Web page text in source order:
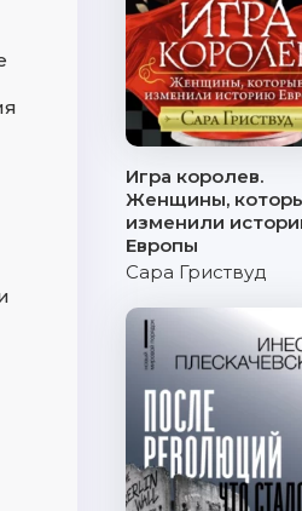
Игра королев.
Женщины,
изменили
Европы
Сара Гриствуд